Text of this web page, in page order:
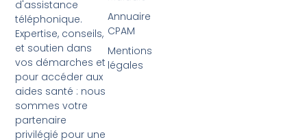
d'assistance
téléphonique.
Expertise, conseils,
et soutien dans
vos démarches et
pour accéder aux
aides santé : nous
sommes votre
partenaire
privilégié pour une
Annuaire
CPAM
Mentions
légales